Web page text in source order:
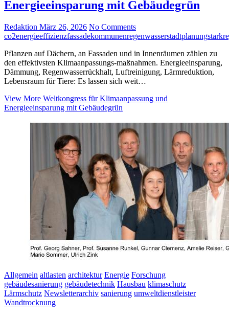
Energieeinsparung mit Gebäudegrün
Redaktion März 26, 2026 No Comments
co2energieeffizienzfassadekommunenregenwasserstadtplanung
Pflanzen auf Dächern, an Fassaden und in Innenräumen zählen zu
den effektivsten Klimaanpassungs-maßnahmen. Energieeinsparung,
Dämmung, Regenwasserrückhalt, Luftreinigung, Lärmreduktion,
Lebensraum für Tiere: Es lassen sich weit…
View More Weltkongress für Klimaanpassung und
Energieeinsparung mit Gebäudegrün
Allgemein altlasten architektur Energie Forschung
gebäudesanierung gebäudetechnik Hausbau klimaschutz
Lärmschutz Newsletterarchiv sanierung umweltdienstleister
Wandtrocknung